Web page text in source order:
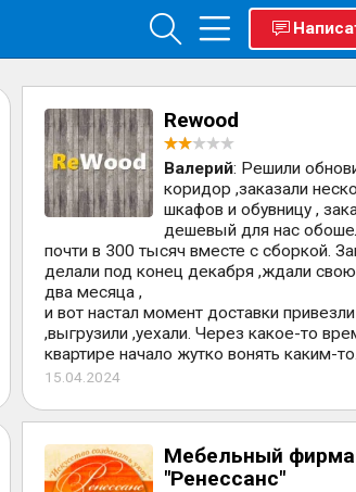
Rewood
Валерий: Решили
коридор ,заказали
шкафов и обувницу ,
дешевый для нас
почти в 300 тысяч вместе с сборкой.
делали под конец декабря ,ждали
два месяца ,
и вот настал момент доставки привезли
,выгрузили ,уехали. Через какое-то
квартире начало жутко вонять каким-
15.04.2024
Мебельный фирма
"Ренессанс"